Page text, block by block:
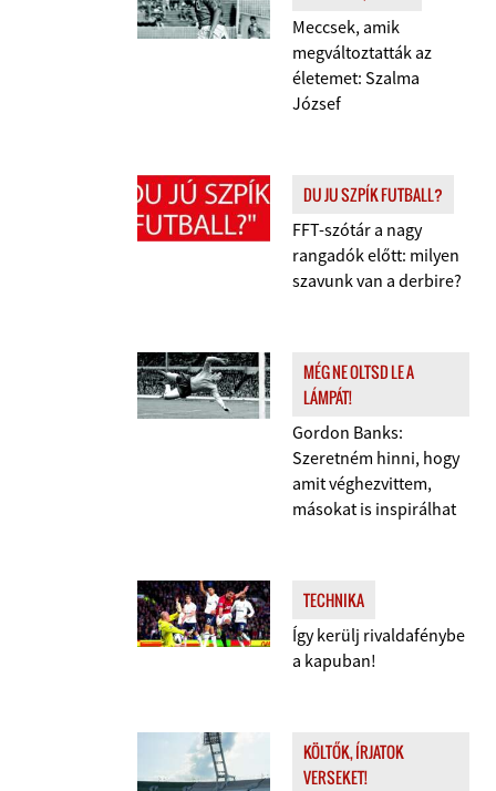
Meccsek, amik
megváltoztatták az
életemet: Szalma
József
DU JU SZPÍK FUTBALL?
FFT-szótár a nagy
rangadók előtt: milyen
szavunk van a derbire?
MÉG NE OLTSD LE A
LÁMPÁT!
Gordon Banks:
Szeretném hinni, hogy
amit véghezvittem,
másokat is inspirálhat
TECHNIKA
Így kerülj rivaldafénybe
a kapuban!
KÖLTŐK, ÍRJATOK
VERSEKET!